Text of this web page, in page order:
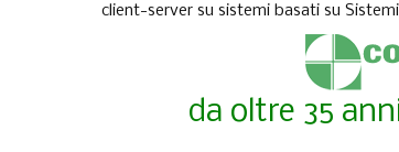
client-server su sistemi basati su
da oltre 35